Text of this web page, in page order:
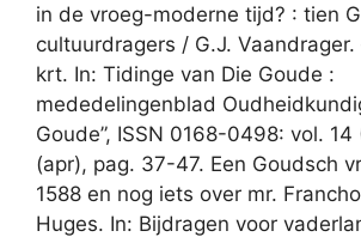
in de vroeg-moderne tijd? : tien
cultuurdragers / G.J. Vaandrager.
krt. In: Tidinge van Die Goude :
mededelingenblad
Goude”, ISSN 0168-0498: vol.
(apr), pag. 37-47. Een Goudsch
1588 en nog iets over mr.
Huges. In: Bijdragen voor